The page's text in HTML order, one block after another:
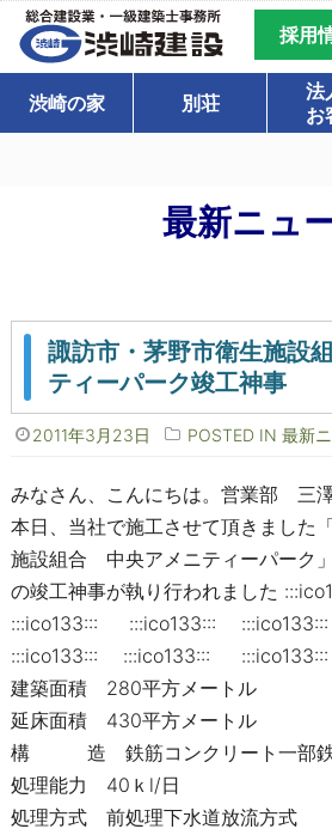
採用
渋崎の家 別荘
法
お
最新ニュ
諏訪市・茅野市衛生施設
ティーパーク竣工神事
2011年3月23日 POSTED IN 最新
みなさん、こんにちは。営業部 三澤
本日、当社で施工させて頂きました
施設組合 中央アメニティーパーク」
の竣工神事が執り行われました
:::ico133::: :::ico133:::
:::ico133::: :::ico133::: :::ico133:::
建築面積 280平方メートル
延床面積 430平方メートル
構 造 鉄筋コンクリート一部鉄
処理能力 40ｋl/日
処理方式 前処理下水道放流方式